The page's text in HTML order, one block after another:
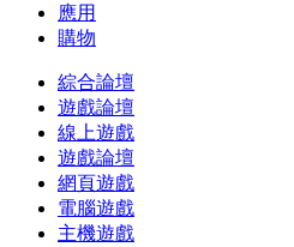
應用
購物
綜合論壇
遊戲論壇
線上遊戲
遊戲論壇
網頁遊戲
電腦遊戲
主機遊戲